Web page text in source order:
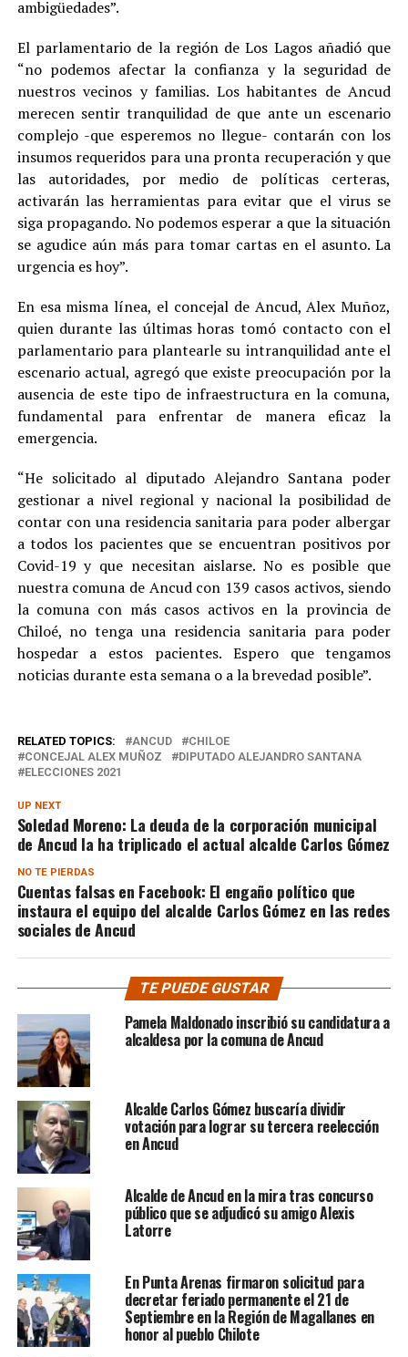
ambigüedades”.
El parlamentario de la región de Los Lagos añadió que
“no podemos afectar la confianza y la seguridad de
nuestros vecinos y familias. Los habitantes de Ancud
merecen sentir tranquilidad de que ante un escenario
complejo -que esperemos no llegue- contarán con los
insumos requeridos para una pronta recuperación y que
las autoridades, por medio de políticas certeras,
activarán las herramientas para evitar que el virus se
siga propagando. No podemos esperar a que la situación
se agudice aún más para tomar cartas en el asunto. La
urgencia es hoy”.
En esa misma línea, el concejal de Ancud, Alex Muñoz,
quien durante las últimas horas tomó contacto con el
parlamentario para plantearle su intranquilidad ante el
escenario actual, agregó que existe preocupación por la
ausencia de este tipo de infraestructura en la comuna,
fundamental para enfrentar de manera eficaz la
emergencia.
“He solicitado al diputado Alejandro Santana poder
gestionar a nivel regional y nacional la posibilidad de
contar con una residencia sanitaria para poder albergar
a todos los pacientes que se encuentran positivos por
Covid-19 y que necesitan aislarse. No es posible que
nuestra comuna de Ancud con 139 casos activos, siendo
la comuna con más casos activos en la provincia de
Chiloé, no tenga una residencia sanitaria para poder
hospedar a estos pacientes. Espero que tengamos
noticias durante esta semana o a la brevedad posible”.
RELATED TOPICS: ANCUD
CHILOE
CONCEJAL ALEX MUÑOZ
DIPUTADO ALEJANDRO SANTANA
ELECCIONES 2021
UP NEXT
Soledad Moreno: La deuda de la corporación municipal
de Ancud la ha triplicado el actual alcalde Carlos Gómez
NO TE PIERDAS
Cuentas falsas en Facebook: El engaño político que
instaura el equipo del alcalde Carlos Gómez en las redes
sociales de Ancud
TE PUEDE GUSTAR
Pamela Maldonado inscribió su candidatura a
alcaldesa por la comuna de Ancud
Alcalde Carlos Gómez buscaría dividir
votación para lograr su tercera reelección
en Ancud
Alcalde de Ancud en la mira tras concurso
público que se adjudicó su amigo Alexis
Latorre
En Punta Arenas firmaron solicitud para
decretar feriado permanente el 21 de
Septiembre en la Región de Magallanes en
honor al pueblo Chilote